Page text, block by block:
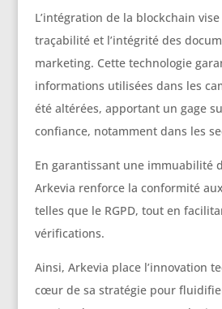
L’intégration de la blockchain
traçabilité et l’intégrité des
marketing. Cette technologie
informations utilisées dans les
été altérées, apportant un gage
confiance, notamment dans les
En garantissant une immuabilité
Arkevia renforce la conformité
telles que le RGPD, tout en
vérifications.
Ainsi, Arkevia place l’innovation
cœur de sa stratégie pour